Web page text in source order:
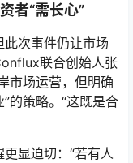
者“需长心”
次事件仍让市场
联合创始人张
市场运营，但明确
的策略。“这既是合
显迫切：“若有人